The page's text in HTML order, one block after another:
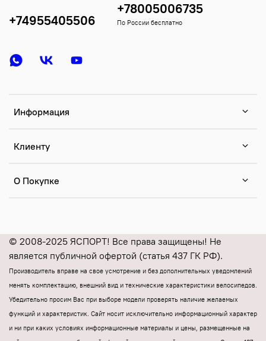
Информация
Клиенту
О Покупке
+74955405506
+78005006735
По России бесплатно
© 2008-2025 ЯСПОРТ! Все права защищены! Не
является публичной офертой (статья 437 ГК РФ).
Производитель вправе на свое усмотрение и без дополнительных уведомлений
менять комплектацию, внешний вид и технические характеристики велосипедов.
Убедительно просим Вас при выборе модели проверять наличие желаемых
функций и характеристик. Cайт носит исключительно информационный характер
и ни при каких условиях информационные материалы и цены, размещенные на